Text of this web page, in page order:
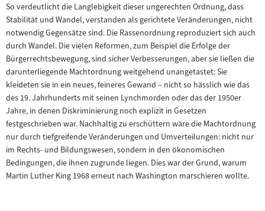
So verdeutlicht die Langlebigkeit dieser ungerechten Ordnung, dass
Stabilität und Wandel, verstanden als gerichtete Veränderungen, nicht
notwendig Gegensätze sind. Die Rassenordnung reproduziert sich auch
durch Wandel. Die vielen Reformen, zum Beispiel die Erfolge der
Bürgerrechtsbewegung, sind sicher Verbesserungen, aber sie ließen die
darunterliegende Machtordnung weitgehend unangetastet: Sie
kleideten sie in ein neues, feineres Gewand – nicht so hässlich wie das
des 19. Jahrhunderts mit seinen Lynchmorden oder das der 1950er
Jahre, in denen Diskriminierung noch explizit in Gesetzen
festgeschrieben war. Nachhaltig zu erschüttern wäre die Machtordnung
nur durch tiefgreifende Veränderungen und Umverteilungen: nicht nur
im Rechts- und Bildungswesen, sondern in den ökonomischen
Bedingungen, die ihnen zugrunde liegen. Dies war der Grund, warum
Martin Luther King 1968 erneut nach Washington marschieren wollte.